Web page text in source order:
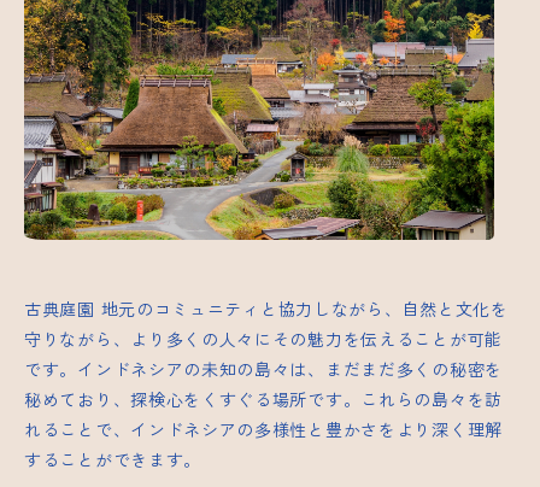
古典庭園 地元のコミュニティと協力しながら、自然と文化を
守りながら、より多くの人々にその魅力を伝えることが可能
です。インドネシアの未知の島々は、まだまだ多くの秘密を
秘めており、探検心をくすぐる場所です。これらの島々を訪
れることで、インドネシアの多様性と豊かさをより深く理解
することができます。